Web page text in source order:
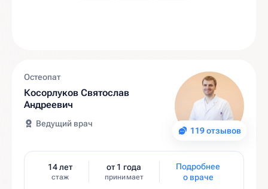
119 отзывов
Остеопат
Косорлуков Святослав
Андреевич
Ведущий врач
14 лет
стаж
от 1 года
принимает
Подробнее
о враче